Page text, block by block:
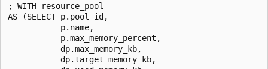
; WITH resource_pool
AS (SELECT p.pool_id,
           p.name,
           p.max_memory_percent,
           dp.max_memory_kb,
           dp.target_memory_kb,